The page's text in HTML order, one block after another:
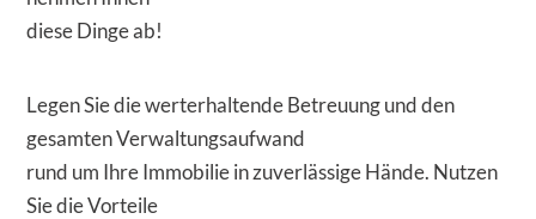
diese Dinge ab!
Legen Sie die werterhaltende Betreuung und den
gesamten Verwaltungsaufwand
rund um Ihre Immobilie in zuverlässige Hände. Nutzen
Sie die Vorteile